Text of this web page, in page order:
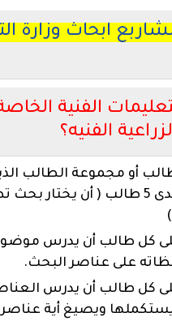
ابحاث وزارة
الفنية
الفنيه؟
أو مجموعة الطالب
( أن
يختار بحث
كل طالب أن يدرس موضوع
على عناصر البحث.
كل طالب أن يدرس
يستكملها ويصيغ أية